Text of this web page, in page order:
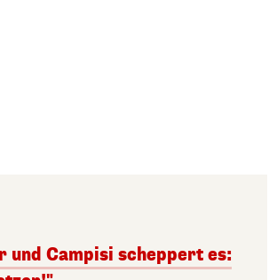
und Campisi scheppert es: